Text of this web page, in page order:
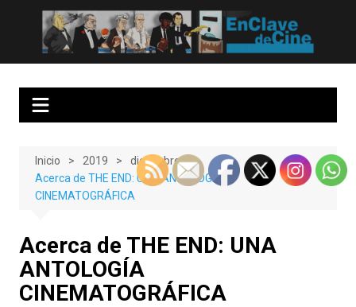
contenido
EnClave de Cine
Crítica cinematográfica y audiovisual. Punto de encuentro para los
Inicio 2019
diciembre
Acerca de THE END: UNA ANTOLOGÍA
CINEMATOGRÁFICA
Acerca de THE END: UNA
ANTOLOGÍA
CINEMATOGRÁFICA